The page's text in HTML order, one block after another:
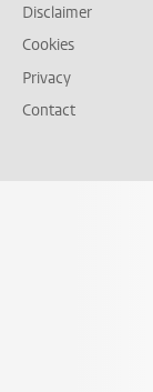
Disclaimer
Cookies
Privacy
Contact